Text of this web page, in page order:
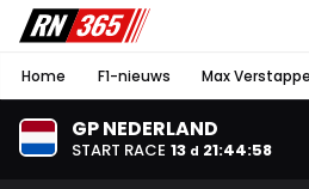
Home F1-nieuws Max
GP NEDERLAND
START RACE 13 d 21:44:58